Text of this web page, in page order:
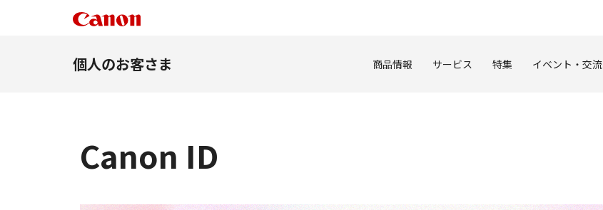
個人のお客さま 商品情報 サービス 特集 イベント・交流
Canon ID